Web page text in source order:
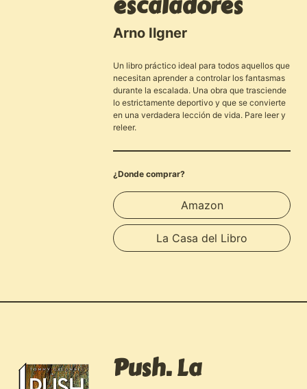
Arno Ilgner
Un libro práctico ideal para todos aquellos que
necesitan aprender a controlar los fantasmas
durante la escalada. Una obra que trasciende
lo estrictamente deportivo y que se convierte
en una verdadera lección de vida. Pare leer y
releer.
¿Donde comprar?
Amazon
La Casa del Libro
Push. La